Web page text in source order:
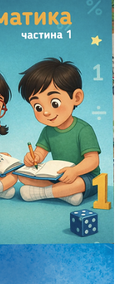
назвали цей
Club не випадково,
про коло підтримки,